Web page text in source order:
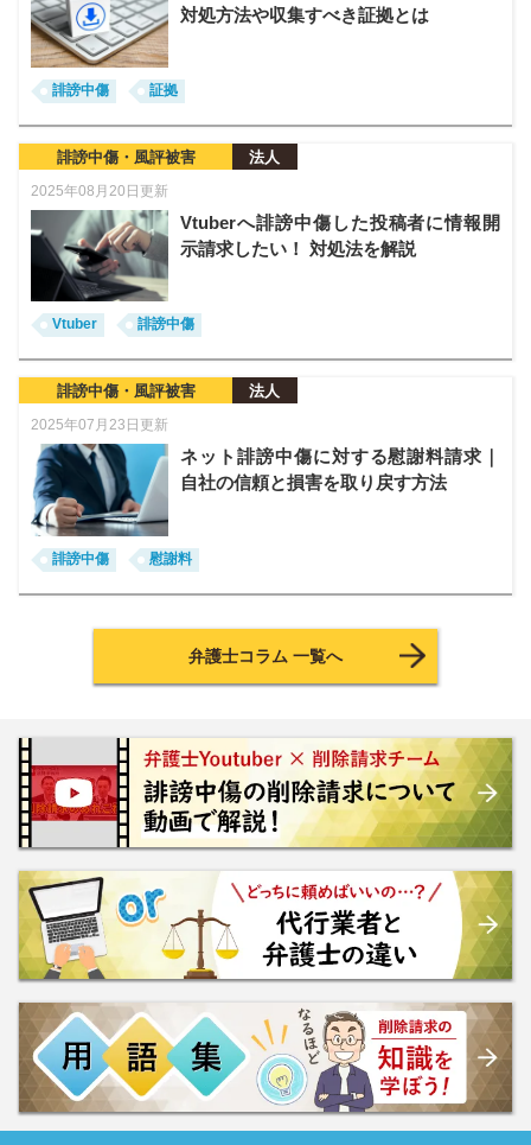
対処方法や収集すべき証拠とは
誹謗中傷 証拠
誹謗中傷・風評被害 法人
2025年08月20日更新
Vtuberへ誹謗中傷した投稿者に情報開
示請求したい！ 対処法を解説
Vtuber 誹謗中傷
誹謗中傷・風評被害 法人
2025年07月23日更新
ネット誹謗中傷に対する慰謝料請求｜
自社の信頼と損害を取り戻す方法
誹謗中傷 慰謝料
弁護士コラム 一覧へ